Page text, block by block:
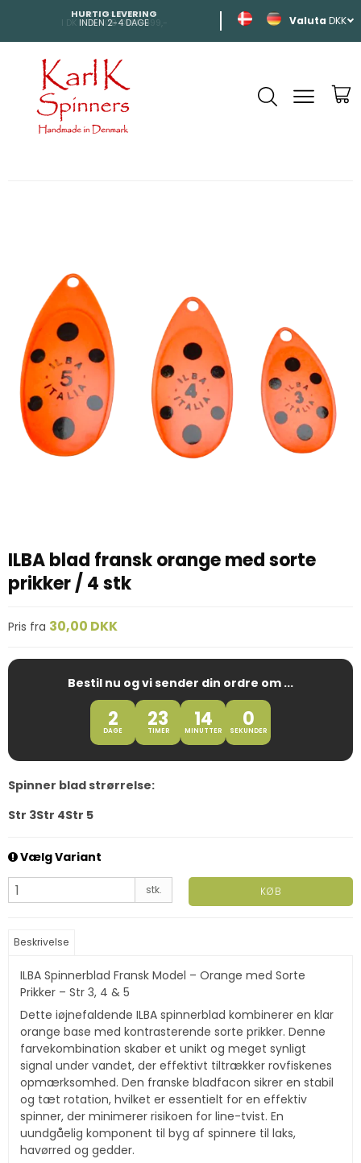
HURTIG LEVERING
INDEN 2-4 DAGE TIL HELE EUROPA
DKK
ILBA blad fransk orange med sorte
prikker / 4 stk
Pris fra 30,00 DKK
Bestil nu og vi sender din ordre om ...
2
DAGE 23
TIMER 13
MINUTTER 59
SEKUNDER
Spinner blad strørrelse:
Str 3Str 4Str 5
Vælg Variant
stk. KØB
Beskrivelse
ILBA Spinnerblad Fransk Model – Orange med Sorte
Prikker – Str 3, 4 & 5
Dette iøjnefaldende ILBA spinnerblad kombinerer en klar
orange base med kontrasterende sorte prikker. Denne
farvekombination skaber et unikt og meget synligt
signal under vandet, der effektivt tiltrækker rovfiskenes
opmærksomhed. Den franske bladfacon sikrer en stabil
og tæt rotation, hvilket er essentielt for en effektiv
spinner, der minimerer risikoen for line-tvist. En
uundgåelig komponent til byg af spinnere til laks,
havørred og gedder.